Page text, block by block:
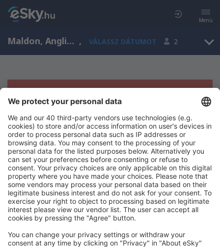
Menü
Maldon, Anglia, Egyesült Királyság , VÁLASSZ DÁTUMOT 2
Sajnos semmilyen eredménnyel nem
szolgálhatunk.
Próbáld meg még egyszer más kritériumot kiválasztva
Copyright © eSky.hu Minden jog fenntartva.